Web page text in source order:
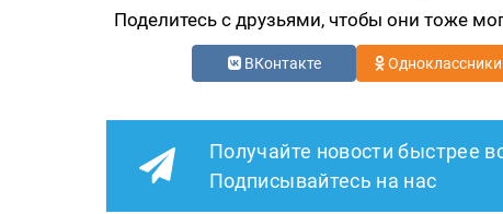
Поделитесь с друзьями, чтобы они тоже
ВКонтакте Одноклассники
Получайте новости быстрее
Подписывайтесь на нас